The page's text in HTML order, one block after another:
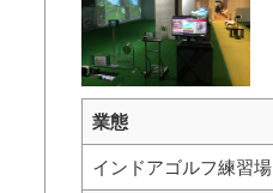
業態
インドアゴルフ練習場